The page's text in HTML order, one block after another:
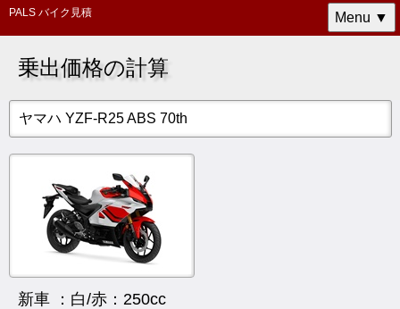
PALS バイク見積 Menu ▼
乗出価格の計算
ヤマハ YZF-R25 ABS 70th
新車 ：白/赤：250cc